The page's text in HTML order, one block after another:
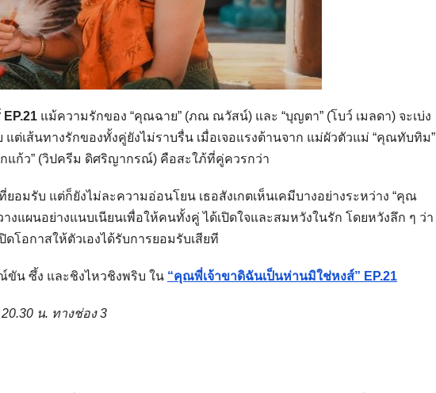
แม้ความรักของ “คุณฉาย” (ภณ ณวัสน์) และ “บุญตา” (โบว์ เมลดา) จะเบ่ง
แต่เส้นทางรักของทั้งคู่ยังไม่ราบรื่น เมื่อเจอแรงต้านจาก แม่ผัวตัวแม่ “คุณทับทิม”
แก้ว” (วิปครีม ดิศริญากรณ์) คือสะใภ้ที่คู่ควรกว่า
อมรับ แต่ก็ยังไม่ละความอ่อนโยน เธอสังเกตเห็นเคมีบางอย่างระหว่าง “คุณ
งแผนอย่างแนบเนียนเพื่อให้คนทั้งคู่ ได้เปิดใจและสมหวังในรัก โดยหวังลึก ๆ ว่า
โอกาสให้ตัวเองได้รับการยอมรับเสียที
ขัน ซึ้ง และชิงไหวชิงพริบ ใน “คุณพี่เจ้าขาดิฉันเป็นห่านมิใช่หงส์” EP.21
น. ทางช่อง 3